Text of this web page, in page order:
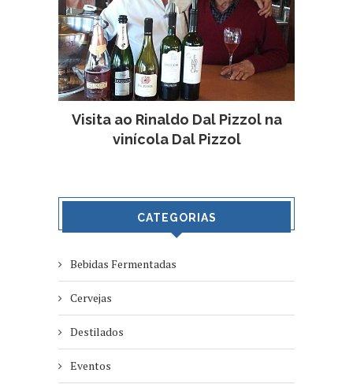
Visita ao Rinaldo Dal Pizzol na
vinícola Dal Pizzol
CATEGORIAS
Bebidas Fermentadas
Cervejas
Destilados
Eventos